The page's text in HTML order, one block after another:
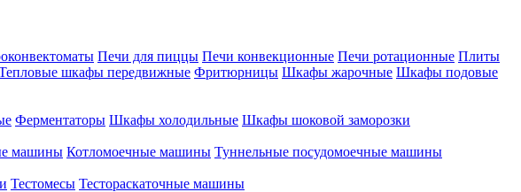
Печи для пиццы Печи конвекционные Печи ротационные Плиты
шкафы передвижные Фритюрницы Шкафы жарочные Шкафы подовые
Ферментаторы Шкафы холодильные Шкафы шоковой заморозки
машины Котломоечные машины Туннельные посудомоечные машины
Тестомесы Тестораскаточные машины